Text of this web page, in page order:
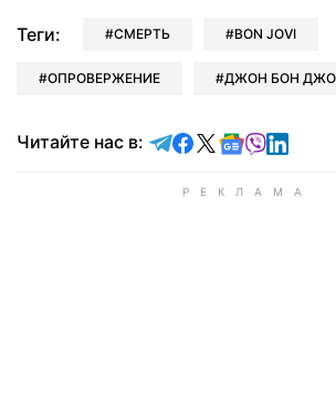
Теги: СМЕРТЬ BON JOVI
ОПРОВЕРЖЕНИЕ ДЖОН БОН
Читайте нас в: Читайте в Telegram
Читайте в
Читайте в X
Читайте в